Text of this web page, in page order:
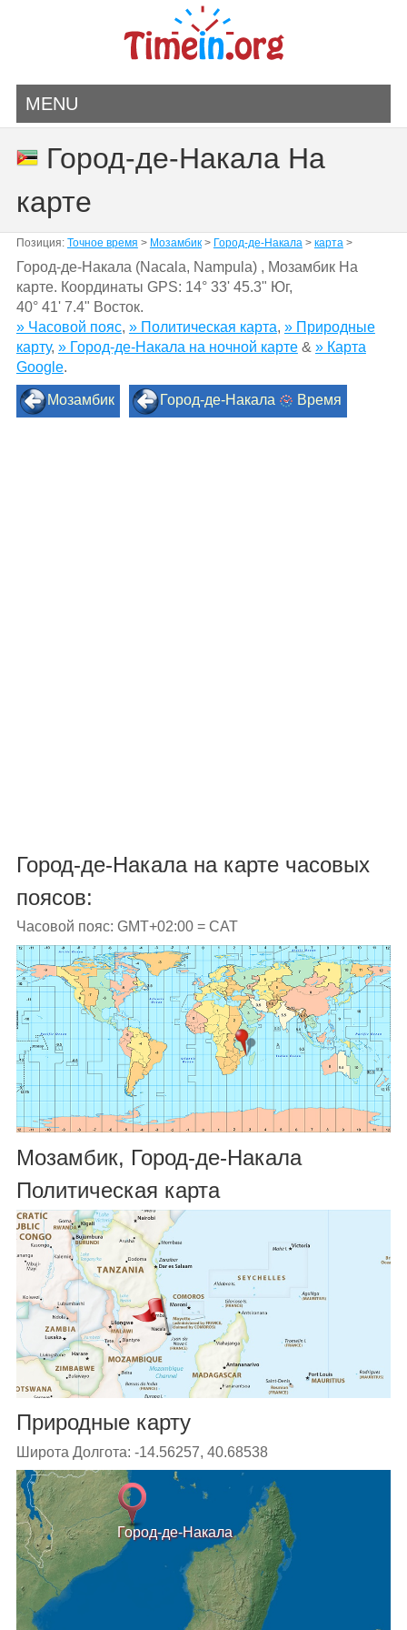
MENU
Город-де-Накала На
карте
Позиция: Точное время > Мозамбик> Город-де-Накала> карта>
Город-де-Накала (Nacala, Nampula) , Мозамбик На
карте. Координаты GPS: 14° 33' 45.3" Юг,
40° 41' 7.4" Восток.
» Часовой пояс, » Политическая карта, » Природные
карту, » Город-де-Накала на ночной карте& » Карта
Google.
Мозамбик Город-де-Накала Время
Город-де-Накала на карте часовых
поясов:
Часовой пояс: GMT+02:00 = CAT
Мозамбик, Город-де-Накала
Политическая карта
Природные карту
Широта Долгота: -14.56257, 40.68538
Город-де-Накала